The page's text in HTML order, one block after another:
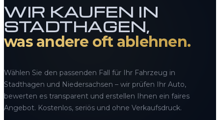
WIR KAUFEN IN
STADTHAGEN,
was andere oft ablehnen.
Wählen Sie den passenden Fall für Ihr Fahrzeug in
Stadthagen und Niedersachsen – wir prüfen Ihr Auto,
bewerten es transparent und erstellen Ihnen ein faires
Angebot. Kostenlos, seriös und ohne Verkaufsdruck.